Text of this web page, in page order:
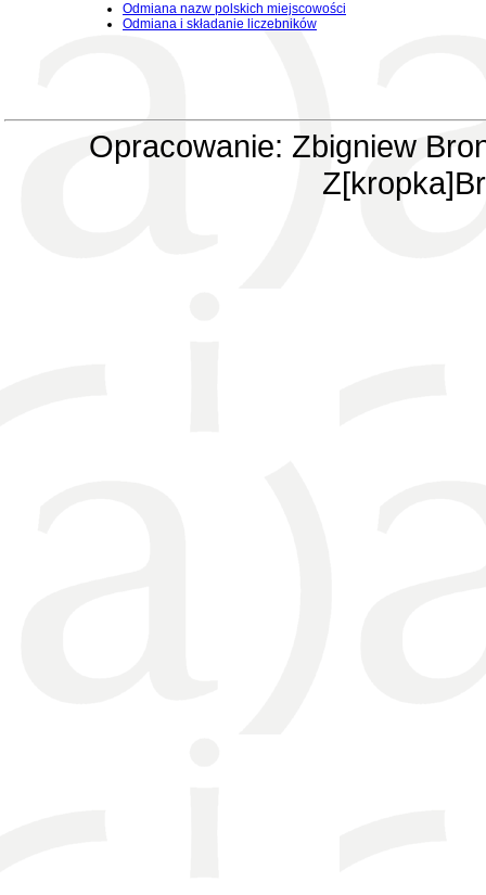
Odmiana nazw polskich miejscowości
Odmiana i składanie liczebników
Opracowanie: Zbigniew